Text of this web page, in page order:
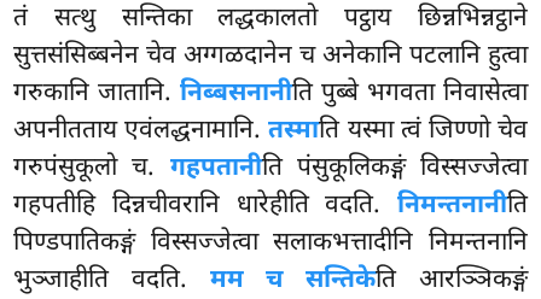
तं सत्थु सन्तिका लद्धकालतो पट्ठाय छिन्नभिन्नट्ठाने
सुत्तसंसिब्बनेन चेव अग्गळदानेन च अनेकानि पटलानि हुत्वा
गरुकानि जातानि.निब्बसनानीति पुब्बे भगवता निवासेत्वा
अपनीतताय एवंलद्धनामानि.तस्माति यस्मा त्वं जिण्णो चेव
गरुपंसुकूलो च. गहपतानीति पंसुकूलिकङ्गं विस्सज्जेत्वा
गहपतीहि दिन्नचीवरानि धारेहीति वदति. निमन्तनानीति
पिण्डपातिकङ्गं विस्सज्जेत्वा सलाकभत्तादीनि निमन्तनानि
भुञ्जाहीति वदति. मम च सन्तिकेति आरञ्ञिकङ्गं